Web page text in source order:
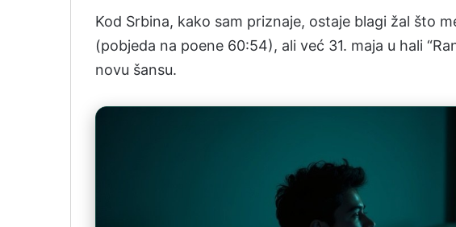
Kod Srbina, kako sam priznaje, ostaje blagi žal što
(pobjeda na poene 60:54), ali već 31. maja u hali
novu šansu.